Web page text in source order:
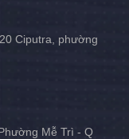
Ciputra, phường
Mễ Trì - Q